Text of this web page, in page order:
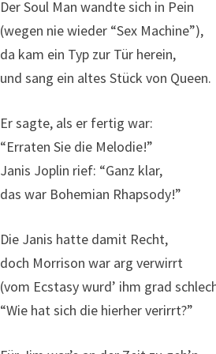
Der Soul Man wandte sich in Pein
(wegen nie wieder “Sex Machine”),
da kam ein Typ zur Tür herein,
und sang ein altes Stück von Queen.
Er sagte, als er fertig war:
“Erraten Sie die Melodie!”
Janis Joplin rief: “Ganz klar,
das war Bohemian Rhapsody!”
Die Janis hatte damit Recht,
doch Morrison war arg verwirrt
(vom Ecstasy wurd’ ihm grad
“Wie hat sich die hierher verirrt?”